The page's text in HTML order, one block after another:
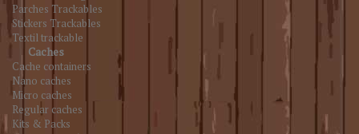
Parches Trackables
Stickers Trackables
Textil trackable
Caches
Cache containers
Nano caches
Micro caches
Regular caches
Kits & Packs